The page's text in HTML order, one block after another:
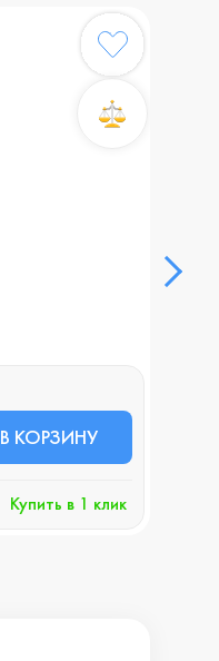
В КОРЗИНУ
Купить в 1 клик